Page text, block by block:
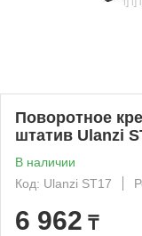
Поворотное
штатив Ulanzi
В наличии
Код: Ulanzi ST17
6 962 ₸